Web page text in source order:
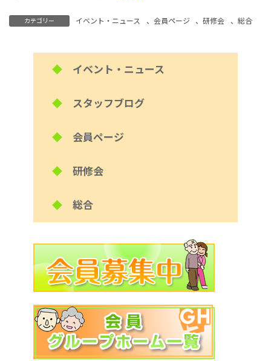
カテゴリー イベント・ニュース 、 会員ページ 、研修会 、 総合
◆ イベント・ニュース
◆ スタッフブログ
◆ 会員ページ
◆ 研修会
◆ 総合